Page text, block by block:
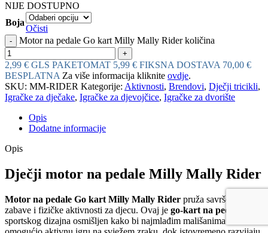
NIJE DOSTUPNO
Boja
Očisti
Motor na pedale Go kart Milly Mally Rider količina
2,99 € GLS PAKETOMAT 5,99 € FIKSNA DOSTAVA 70,00 €
BESPLATNA Za više informacija kliknite ovdje.
SKU: MM-RIDER Kategorije: Aktivnosti, Brendovi, Dječji tricikli,
Igračke za dječake, Igračke za djevojčice, Igračke za dvorište
Opis
Dodatne informacije
Opis
Dječji motor na pedale Milly Mally Rider
Motor na pedale Go kart Milly Mally Rider pruža savršen spoj
zabave i fizičke aktivnosti za djecu. Ovaj je go-kart na pedale
sportskog dizajna osmišljen kako bi najmlađim mališanima